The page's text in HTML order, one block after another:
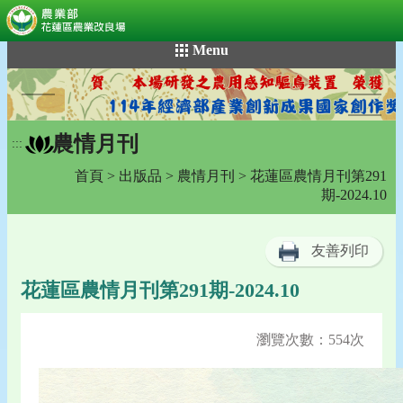
到
主
要
內
容
Menu
::: 農情月刊
首頁 > 出版品 > 農情月刊 > 花蓮區農情月刊第291
期-2024.10
友善列印
花蓮區農情月刊第291期-2024.10
瀏覽次數：554次